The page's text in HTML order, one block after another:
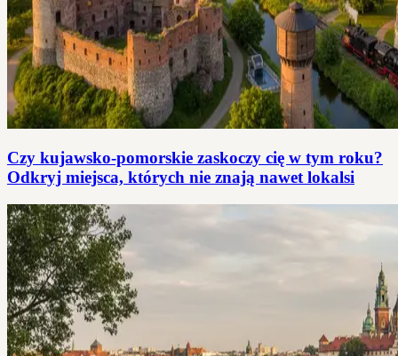
Czy kujawsko-pomorskie zaskoczy cię w tym roku?
Odkryj miejsca, których nie znają nawet lokalsi